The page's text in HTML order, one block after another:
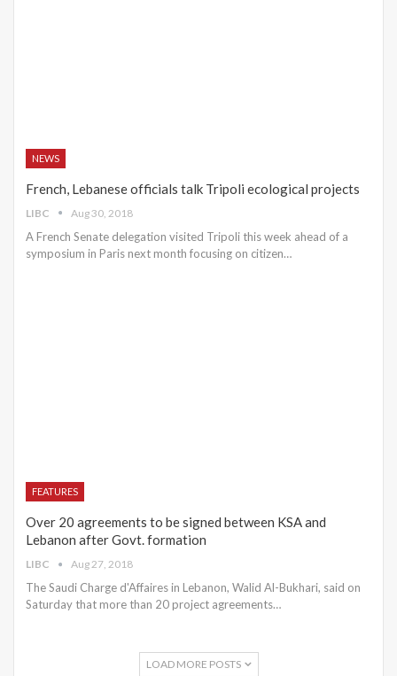
NEWS
French, Lebanese officials talk Tripoli ecological projects
LIBC Aug 30, 2018
A French Senate delegation visited Tripoli this week ahead of a
symposium in Paris next month focusing on citizen…
FEATURES
Over 20 agreements to be signed between KSA and
Lebanon after Govt. formation
LIBC Aug 27, 2018
The Saudi Charge d'Affaires in Lebanon, Walid Al-Bukhari, said on
Saturday that more than 20 project agreements…
LOAD MORE POSTS